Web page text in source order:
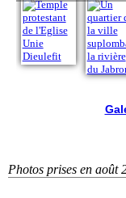
Photos prises en août